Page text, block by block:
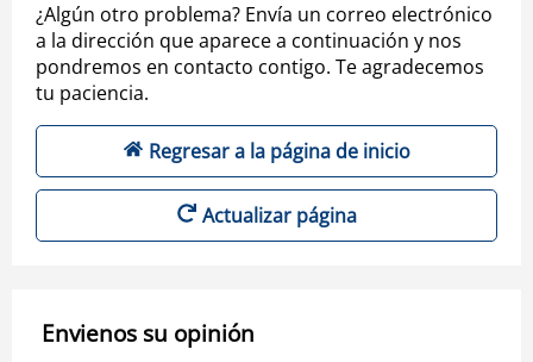
¿Algún otro problema? Envía un correo electrónico
a la dirección que aparece a continuación y nos
pondremos en contacto contigo. Te agradecemos
tu paciencia.
Regresar a la página de inicio
Actualizar página
Envienos su opinión